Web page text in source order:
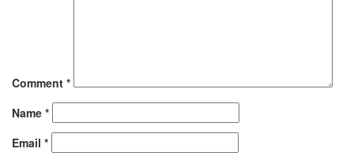
Comment *
Name *
Email *